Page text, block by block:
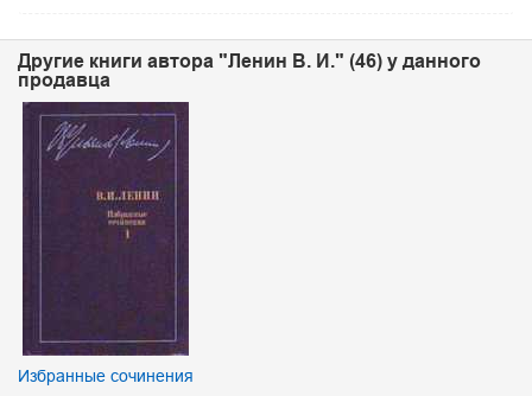
Другие книги автора "Ленин В. И." (46) у данного
продавца
Избранные сочинения